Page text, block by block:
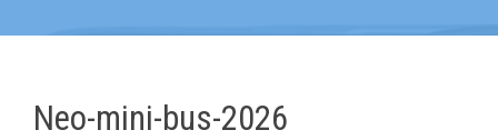
Neo-mini-bus-2026